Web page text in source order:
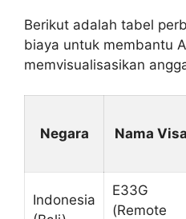
Berikut adalah tabel
biaya untuk membantu
memvisualisasikan
Negara Nama Visa
Indonesia
E33G
(Remote